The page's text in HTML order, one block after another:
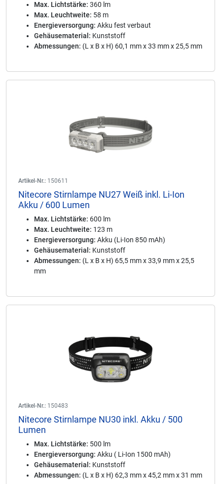
Max. Lichtstärke: 360 lm
Max. Leuchtweite: 58 m
Energieversorgung: Akku fest verbaut
Gehäusematerial: Kunststoff
Abmessungen: (L x B x H) 60,1 mm x 33 mm x 25,5 mm
Artikel-Nr.: 150611
Nitecore Stirnlampe NU27 Weiß inkl. Li-Ion
Akku / 600 Lumen
Max. Lichtstärke: 600 lm
Max. Leuchtweite: 123 m
Energieversorgung: Akku (Li-Ion 850 mAh)
Gehäusematerial: Kunststoff
Abmessungen: (L x B x H) 65,5 mm x 33,9 mm x 25,5
mm
Artikel-Nr.: 150483
Nitecore Stirnlampe NU30 inkl. Akku / 500
Lumen
Max. Lichtstärke: 500 lm
Energieversorgung: Akku ( Li-Ion 1500 mAh)
Gehäusematerial: Kunststoff
Abmessungen: (L x B x H) 62,3 mm x 45,2 mm x 31 mm